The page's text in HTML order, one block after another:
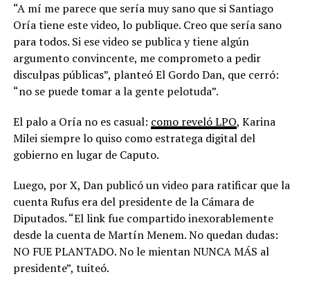
“A mí me parece que sería muy sano que si Santiago
Oría tiene este video, lo publique. Creo que sería sano
para todos. Si ese video se publica y tiene algún
argumento convincente, me comprometo a pedir
disculpas públicas”, planteó El Gordo Dan, que cerró:
“no se puede tomar a la gente pelotuda”.
El palo a Oría no es casual: como reveló LPO, Karina
Milei siempre lo quiso como estratega digital del
gobierno en lugar de Caputo.
Luego, por X, Dan publicó un video para ratificar que la
cuenta Rufus era del presidente de la Cámara de
Diputados. “El link fue compartido inexorablemente
desde la cuenta de Martín Menem. No quedan dudas:
NO FUE PLANTADO. No le mientan NUNCA MÁS al
presidente”, tuiteó.